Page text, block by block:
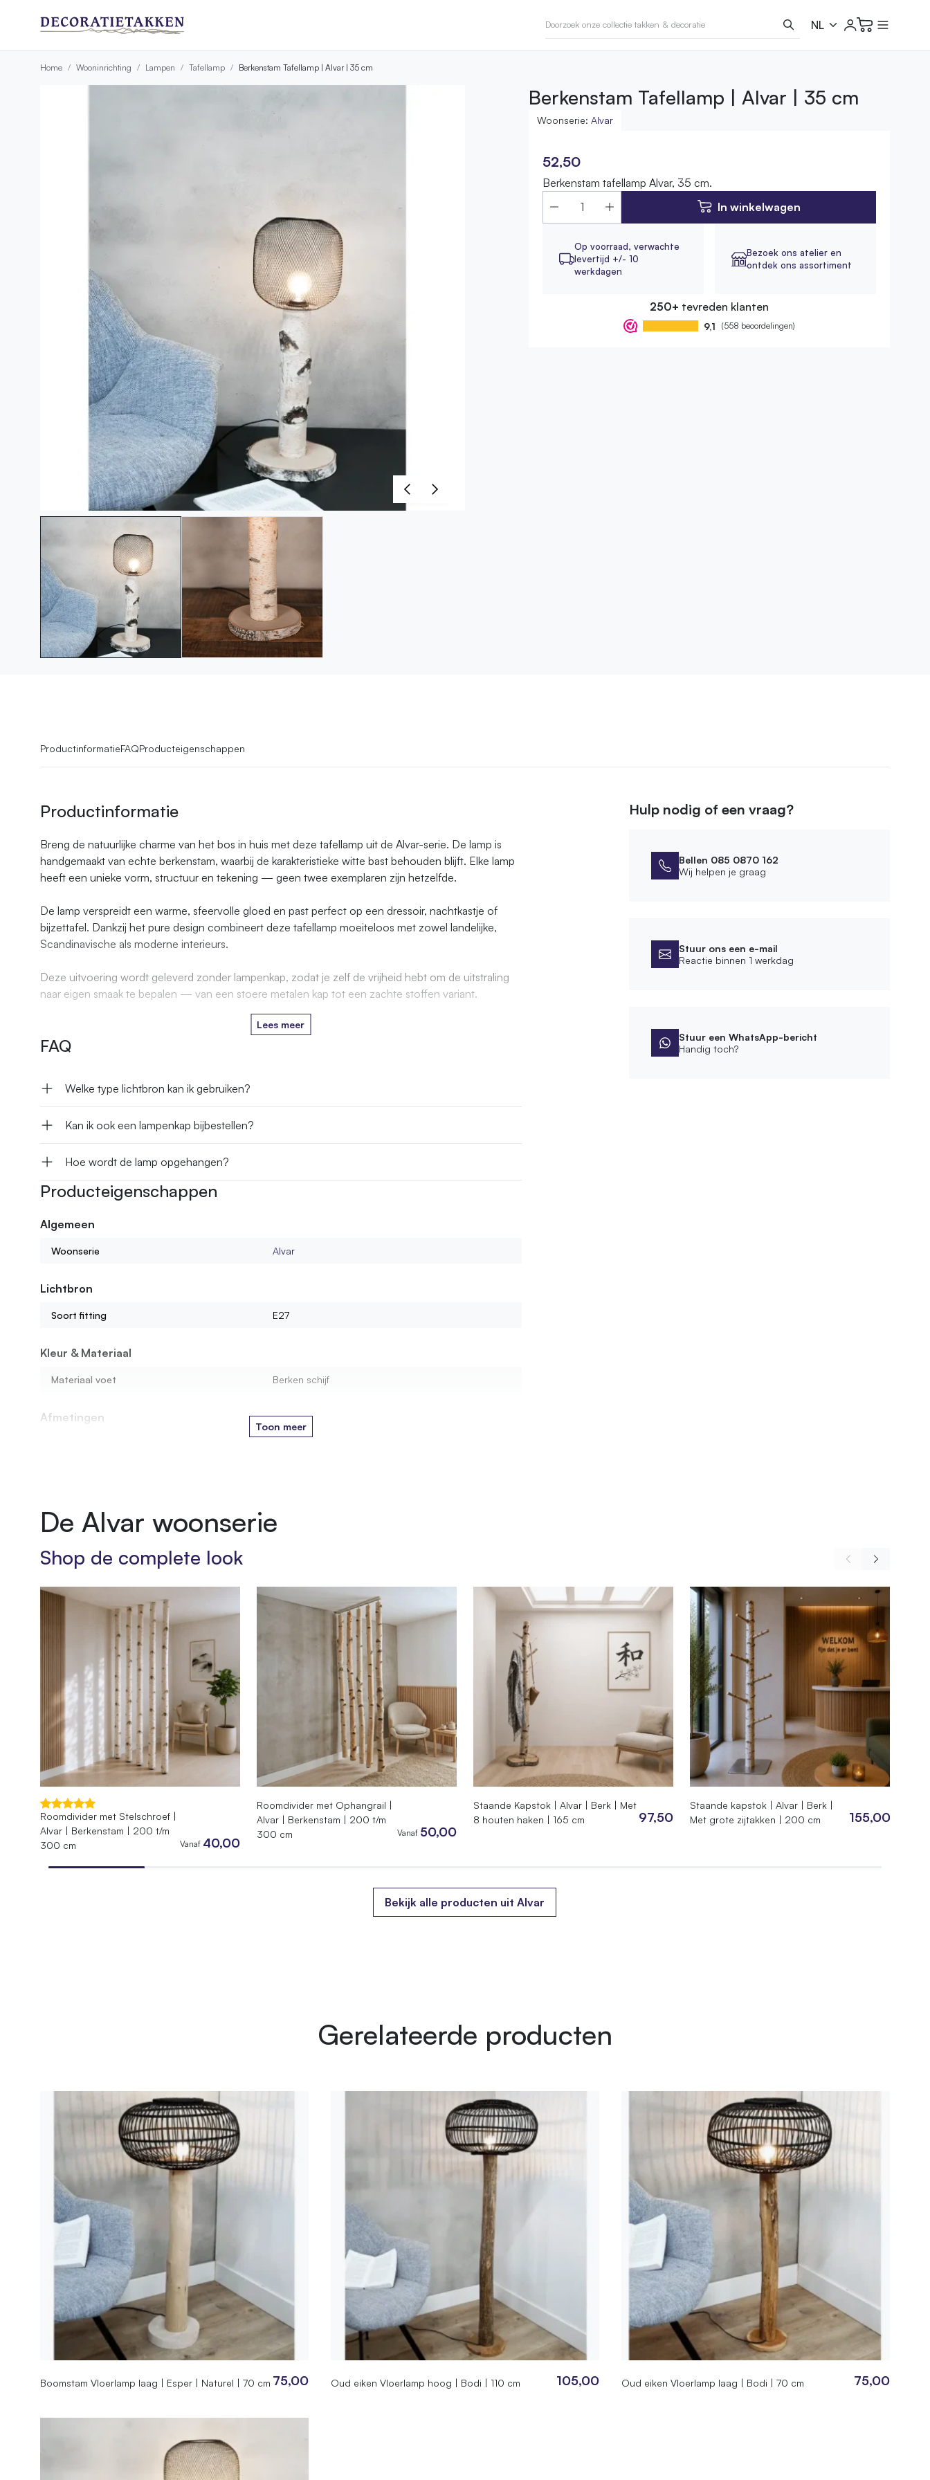
Home Wooninrichting Lampen Tafellamp Berkenstam Tafellamp | Alvar | 35 cm
Berkenstam Tafellamp | Alvar | 35 cm
Woonserie:Alvar
52,50
Berkenstam tafellamp Alvar, 35 cm.
In winkelwagen
Op voorraad, verwachte
levertijd +/- 10
werkdagen
Bezoek ons atelier en
ontdek ons assortiment
250+ tevreden klanten
9,1 (558 beoordelingen)
ProductinformatieFAQProducteigenschappen
Productinformatie
Breng de natuurlijke charme van het bos in huis met deze tafellamp uit de Alvar-serie. De lamp is
handgemaakt van echte berkenstam, waarbij de karakteristieke witte bast behouden blijft. Elke lamp
heeft een unieke vorm, structuur en tekening — geen twee exemplaren zijn hetzelfde.
De lamp verspreidt een warme, sfeervolle gloed en past perfect op een dressoir, nachtkastje of
bijzettafel. Dankzij het pure design combineert deze tafellamp moeiteloos met zowel landelijke,
Scandinavische als moderne interieurs.
Deze uitvoering wordt geleverd zonder lampenkap, zodat je zelf de vrijheid hebt om de uitstraling
naar eigen smaak te bepalen — van een stoere metalen kap tot een zachte stoffen variant.
Lees meer
FAQ
Welke type lichtbron kan ik gebruiken?
Kan ik ook een lampenkap bijbestellen?
Hoe wordt de lamp opgehangen?
Producteigenschappen
Algemeen
Woonserie Alvar
Lichtbron
Soort fitting E27
Kleur & Materiaal
Materiaal voet Berken schijf
Afmetingen
Montagewijze Vrijstaand
Product
Inclusief lampekap
070.PP.01.035
7442955035035
Gewicht
Afmetingen
Toon meer
Hulp nodig of een vraag?
Bellen 085 0870 162
Wij helpen je graag
Stuur ons een e-mail
Reactie binnen 1 werkdag
Stuur een WhatsApp-bericht
Handig toch?
De Alvar woonserie
Shop de complete look
Roomdivider met Stelschroef |
Alvar | Berkenstam | 200 t/m
300 cm
Vanaf 40,00
Roomdivider met Ophangrail |
Alvar | Berkenstam | 200 t/m
300 cm
Vanaf 50,00
Staande Kapstok | Alvar | Berk | Met
8 houten haken | 165 cm
97,50
Staande kapstok | Alvar | Berk |
Met grote zijtakken | 200 cm
155,00
Bekijk alle producten uit Alvar
Gerelateerde producten
Boomstam Vloerlamp laag | Esper | Naturel | 70 cm 75,00 Oud eiken Vloerlamp hoog | Bodi | 110 cm 105,00 Oud eiken Vloerlamp laag | Bodi | 70 cm 75,00